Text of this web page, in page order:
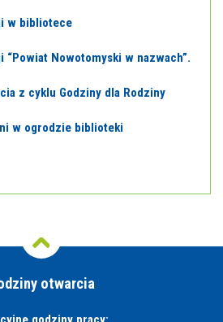
w bibliotece
Nowotomyski w nazwach”.
z cyklu Godziny dla Rodziny
w ogrodzie biblioteki
otwarcia